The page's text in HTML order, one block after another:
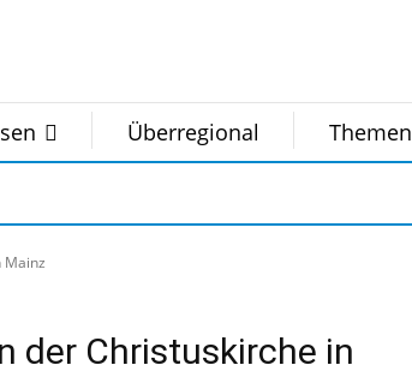
Überregional Themen
Mainz
der Christuskirche in